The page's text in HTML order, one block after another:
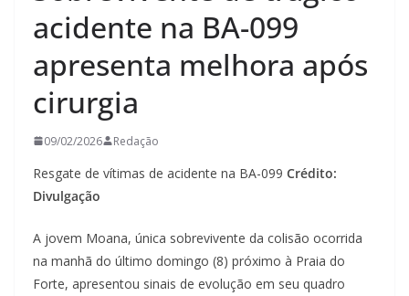
acidente na BA-099
apresenta melhora após
cirurgia
09/02/2026 Redação
Resgate de vítimas de acidente na BA-099 Crédito:
Divulgação
A jovem Moana, única sobrevivente da colisão ocorrida
na manhã do último domingo (8) próximo à Praia do
Forte, apresentou sinais de evolução em seu quadro